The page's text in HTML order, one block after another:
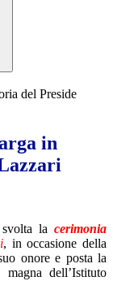
del Preside
in
svolta lacerimonia
, in occasione della
onore e posta la
dell’Istituto